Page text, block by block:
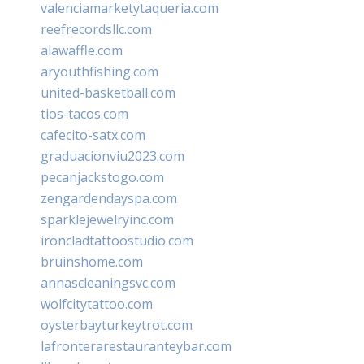
valenciamarketytaqueria.com
reefrecordsllc.com
alawaffle.com
aryouthfishing.com
united-basketball.com
tios-tacos.com
cafecito-satx.com
graduacionviu2023.com
pecanjackstogo.com
zengardendayspa.com
sparklejewelryinc.com
ironcladtattoostudio.com
bruinshome.com
annascleaningsvc.com
wolfcitytattoo.com
oysterbayturkeytrot.com
lafronterarestauranteybar.com